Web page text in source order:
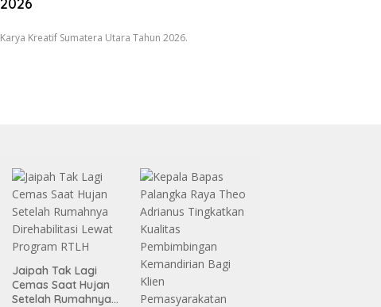
Karya Kreatif Sumatera Utara Tahun 2026.
Jaipah Tak Lagi
Cemas Saat Hujan
Setelah Rumahnya